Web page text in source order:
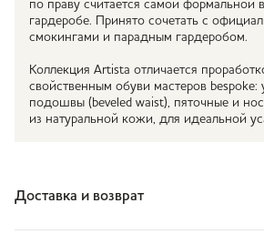
по праву считается самой формальной
гардеробе. Принято сочетать с
смокингами и парадным гардеробом.
Коллекция Artista отличается
свойственным обуви мастеров bespoke:
подошвы (beveled waist), пяточные и
из натуральной кожи, для идеальной
Доставка и возврат